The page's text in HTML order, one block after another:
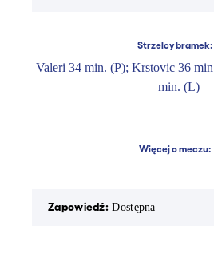
Strzelcy bramek:
Valeri 34 min. (P); Krstovic 36
min. (L)
Więcej o meczu:
Zapowiedź: Dostępna